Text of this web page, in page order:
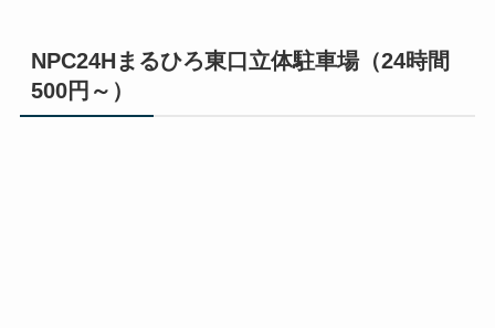
NPC24Hまるひろ東口立体駐車場（24時間
500円～）